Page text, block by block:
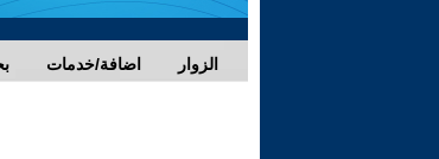
اضافة/خدمات الزوار